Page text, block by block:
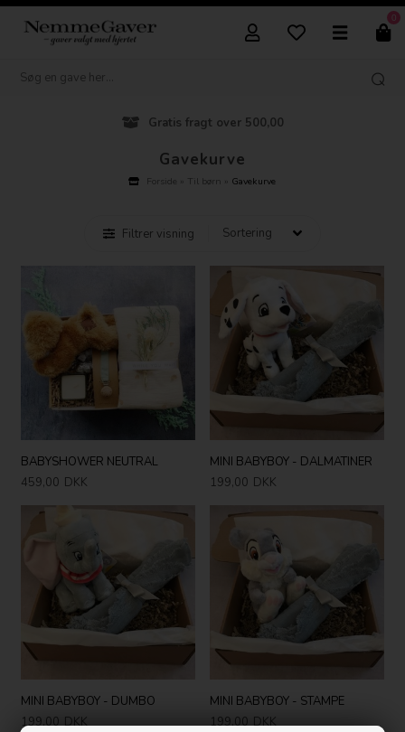
0
Gratis fragt over 500,00
Gavekurve
Forside » Til børn » Gavekurve
Filtrer visning
BABYSHOWER NEUTRAL
459,00 DKK
MINI BABYBOY - DALMATINER
199,00 DKK
MINI BABYBOY - DUMBO
199,00 DKK
MINI BABYBOY - STAMPE
199,00 DKK